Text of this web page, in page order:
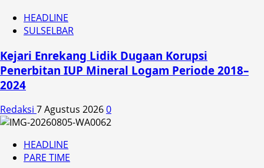
HEADLINE
SULSELBAR
Kejari Enrekang Lidik Dugaan Korupsi
Penerbitan IUP Mineral Logam Periode 2018–
2024
Redaksi 7 Agustus 20260
HEADLINE
PARE TIME